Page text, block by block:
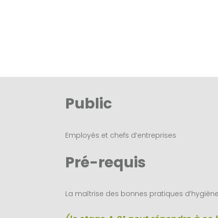
Public
Employés et chefs d’entreprises
Pré-requis
La maîtrise des bonnes pratiques